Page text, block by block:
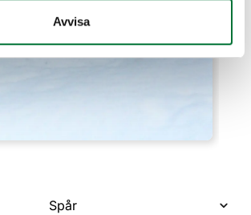
Avvisa
Spår